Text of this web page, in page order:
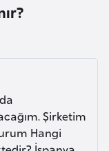
Şirketim
Hangi